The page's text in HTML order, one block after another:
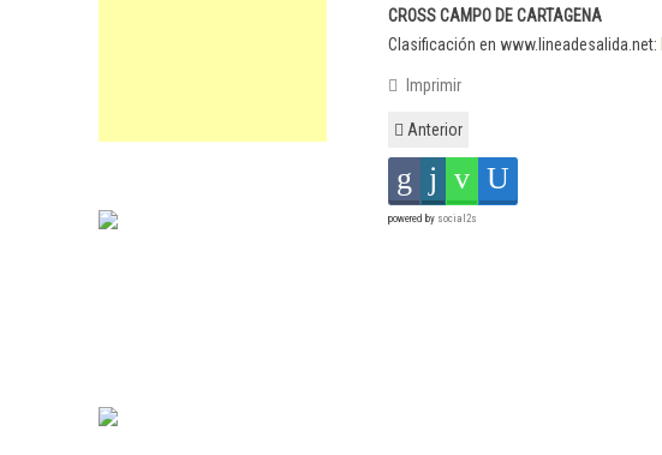
CROSS CAMPO DE CARTAGENA
Clasificación en www.lineadesalida.net:
Imprimir
Anterior
powered by social2s